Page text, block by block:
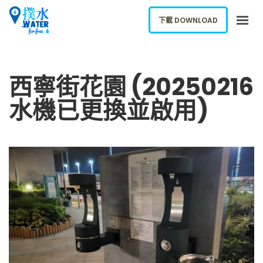
下載應用
網誌
報告新飲水機
ENGLISH
下載 DOWNLOAD
西寧街花園 (20250216
水機已更換並啟用)
下載 DOWNLOAD